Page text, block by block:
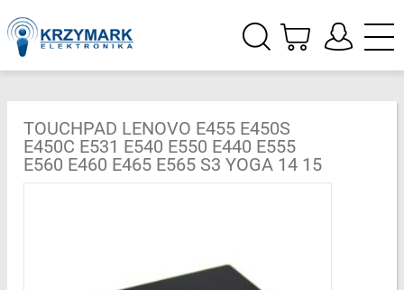
TOUCHPAD LENOVO E455 E450S
E450C E531 E540 E550 E440 E555
E560 E460 E465 E565 S3 YOGA 14 15